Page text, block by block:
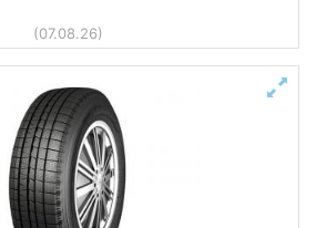
(07.08.26)